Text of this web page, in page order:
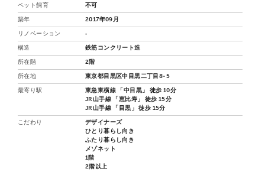
ペット飼育 不可
築年 2017年09月
リノベーション ‐
構造 鉄筋コンクリート造
所在階 2階
所在地 東京都目黒区中目黒二丁目8-5
最寄り駅
東急東横線 「中目黒」 徒歩 10分
JR山手線 「恵比寿」 徒歩 15分
JR山手線 「目黒」 徒歩 15分
こだわり
デザイナーズ
ひとり暮らし向き
ふたり暮らし向き
メゾネット
1階
2階以上